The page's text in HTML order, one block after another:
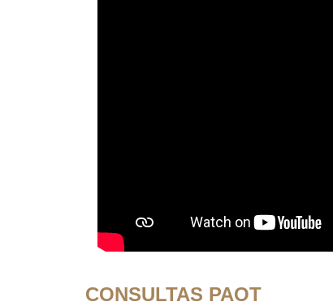
CONSULTAS PAOT